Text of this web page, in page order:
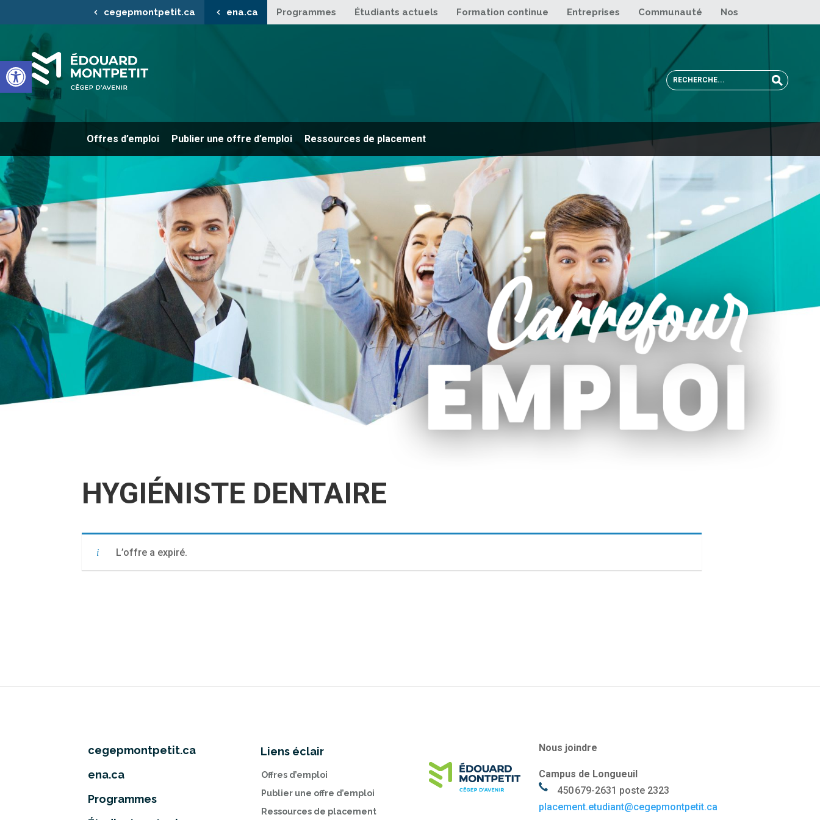
Ouvrir la barre d’outils
cegepmontpetit.ca ena.ca Programmes Étudiants actuels Formation continue Entreprises Communauté Nos sites
Offres d’emploi Publier une offre d’emploi Ressources de placement
HYGIÉNISTE DENTAIRE
L’offre a expiré.
cegepmontpetit.ca
ena.ca
Programmes
Liens éclair
Offres d’emploi
Publier une offre d’emploi
Ressources de placement
Nous joindre
Campus de Longueuil
450 679-2631 poste 2323
placement.etudiant@cegepmontpetit.ca